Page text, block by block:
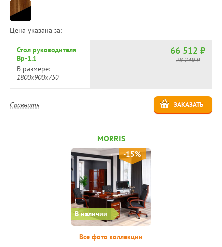
Цена указана за:
Стол руководителя
Вр-1.1
В размере:
1800х900х750
66 512 ₽
78 249 ₽
ЗАКАЗАТЬ
Сравнить
MORRIS
В наличии
-15%
Все фото коллекции